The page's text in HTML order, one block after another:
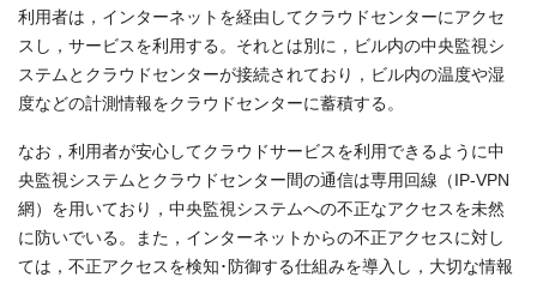
利用者は，インターネットを経由してクラウドセンターにアクセ
スし，サービスを利用する。それとは別に，ビル内の中央監視シ
ステムとクラウドセンターが接続されており，ビル内の温度や湿
度などの計測情報をクラウドセンターに蓄積する。
なお，利用者が安心してクラウドサービスを利用できるように中
央監視システムとクラウドセンター間の通信は専用回線（IP-VPN
網）を用いており，中央監視システムへの不正なアクセスを未然
に防いでいる。また，インターネットからの不正アクセスに対し
ては，不正アクセスを検知･防御する仕組みを導入し，大切な情報